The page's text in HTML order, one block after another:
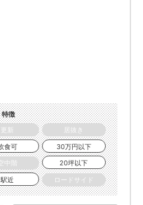
特徴
更新
居抜き
食可
30万円以下
中階
20坪以下
駅近 ロードサイド